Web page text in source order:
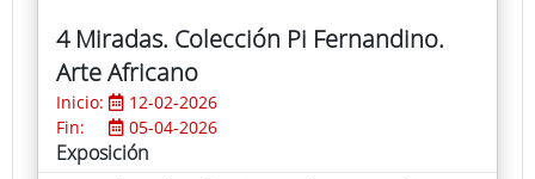
4 Miradas. Colección Pi Fernandino.
Arte Africano
Inicio:
12-02-2026
Fin:
05-04-2026
Exposición